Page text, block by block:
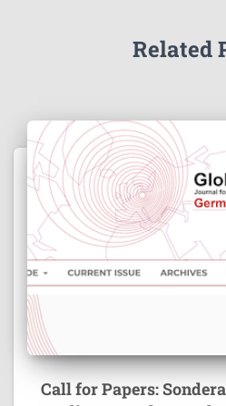
Related
Call for Papers: